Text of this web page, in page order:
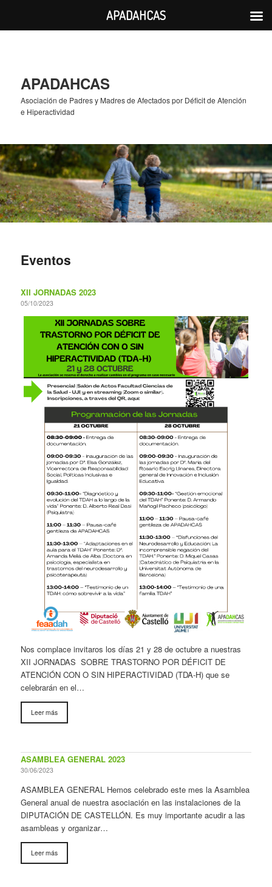
APADAHCAS
Asociación de Padres y Madres de Afectados por Déficit de Atención
e Hiperactividad
Eventos
XII JORNADAS 2023
05/10/2023
Nos complace invitaros los días 21 y 28 de octubre a nuestras
XII JORNADAS SOBRE TRASTORNO POR DÉFICIT DE
ATENCIÓN CON O SIN HIPERACTIVIDAD (TDA-H) que se
celebrarán en el…
Leer más
ASAMBLEA GENERAL 2023
30/06/2023
ASAMBLEA GENERAL Hemos celebrado este mes la Asamblea
General anual de nuestra asociación en las instalaciones de la
DIPUTACIÓN DE CASTELLÓN. Es muy importante acudir a las
asambleas y organizar…
Leer más
APADAHCAS